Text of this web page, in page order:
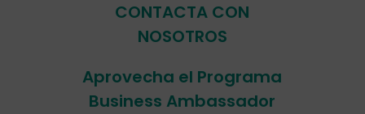
CONTACTA CON
NOSOTROS
Aprovecha el Programa
Business Ambassador